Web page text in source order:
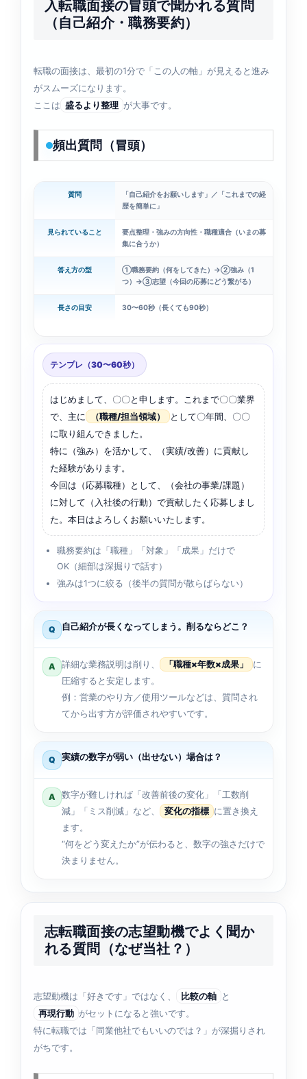
入転職面接の冒頭で聞かれる質問
（自己紹介・職務要約）
転職の面接は、最初の1分で「この人の軸」が見えると進み
がスムーズになります。
ここは 盛るより整理 が大事です。
頻出質問（冒頭）
質問
「自己紹介をお願いします」／「これまでの経
歴を簡単に」
見られていること
要点整理・強みの方向性・職種適合（いまの募
集に合うか）
答え方の型
①職務要約（何をしてきた）→②強み（1
つ）→③志望（今回の応募にどう繋がる）
長さの目安 30〜60秒（長くても90秒）
テンプレ（30〜60秒）
はじめまして、〇〇と申します。これまで〇〇業界
で、主に
（職種/担当領域）
として〇年間、〇〇
に取り組んできました。
特に（強み）を活かして、（実績/改善）に貢献し
た経験があります。
今回は（応募職種）として、（会社の事業/課題）
に対して（入社後の行動）で貢献したく応募しまし
た。本日はよろしくお願いいたします。
職務要約は「職種」「対象」「成果」だけで
OK（細部は深掘りで話す）
強みは1つに絞る（後半の質問が散らばらない）
Q 自己紹介が長くなってしまう。削るならどこ？
A 詳細な業務説明は削り、 「職種×年数×成果」
に
圧縮すると安定します。
例：営業のやり方／使用ツールなどは、質問され
てから出す方が評価されやすいです。
Q 実績の数字が弱い（出せない）場合は？
A
数字が難しければ「改善前後の変化」「工数削
減」「ミス削減」など、
変化の指標 に置き換え
ます。
“何をどう変えたか”が伝わると、数字の強さだけで
決まりません。
志転職面接の志望動機でよく聞か
れる質問（なぜ当社？）
志望動機は「好きです」ではなく、 比較の軸 と
再現行動 がセットになると強いです。
特に転職では「同業他社でもいいのでは？」が深掘りされ
がちです。